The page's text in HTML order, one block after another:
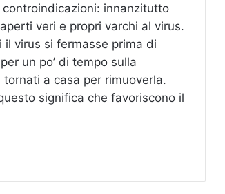
innanzitutto
veri e propri varchi al virus.
virus si fermasse prima di
un po’ di tempo sulla
a casa per rimuoverla.
significa che favoriscono il